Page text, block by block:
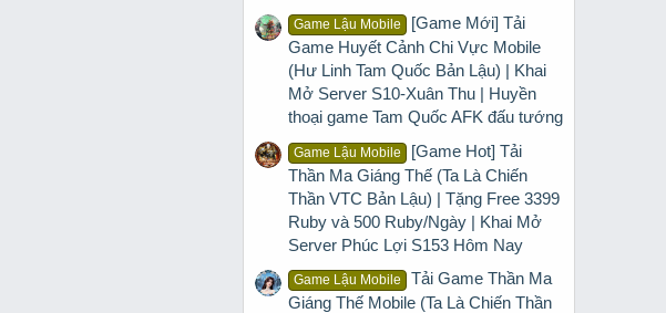
Game Lậu Mobile
[Game Mới] Tải
Game Huyết Cảnh Chi Vực Mobile
(Hư Linh Tam Quốc Bản Lậu) | Khai
Mở Server S10-Xuân Thu | Huyền
thoại game Tam Quốc AFK đấu tướng
Game Lậu Mobile
[Game Hot] Tải
Thần Ma Giáng Thế (Ta Là Chiến
Thần VTC Bản Lậu) | Tặng Free 3399
Ruby và 500 Ruby/Ngày | Khai Mở
Server Phúc Lợi S153 Hôm Nay
Game Lậu Mobile
Tải Game Thần Ma
Giáng Thế Mobile (Ta Là Chiến Thần